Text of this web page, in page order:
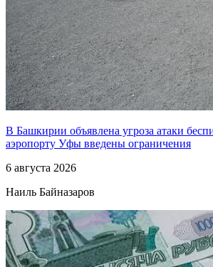
В Башкирии объявлена угроза атаки
аэропорту Уфы введены ограничения
6 августа 2026
Наиль Байназаров